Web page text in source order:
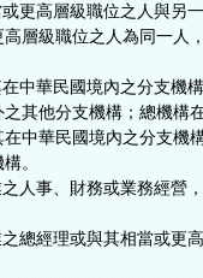
更高層級職位之人與另
層級職位之人為同一人
中華民國境內之分支機
其他分支機構；總機構
中華民國境內之分支機
。
人事、財務或業務經營
總經理或與其相當或更